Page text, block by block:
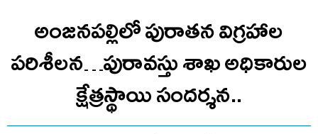
అంజనపల్లిలో పురాతన విగ్రహాల
పరిశీలన…పురావస్తు శాఖ అధికారుల
క్షేత్రస్థాయి సందర్శన..